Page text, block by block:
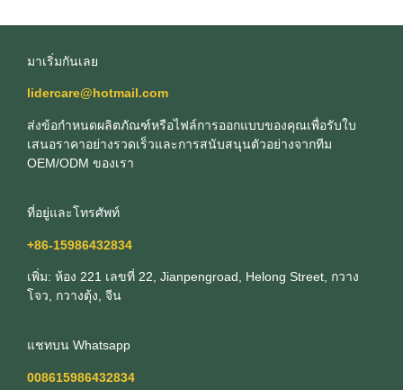
มาเริ่มกันเลย
lidercare@hotmail.com
ส่งข้อกําหนดผลิตภัณฑ์หรือไฟล์การออกแบบของคุณเพื่อรับใบ
เสนอราคาอย่างรวดเร็วและการสนับสนุนตัวอย่างจากทีม
OEM/ODM ของเรา
ที่อยู่และโทรศัพท์
+86-15986432834
เพิ่ม: ห้อง 221 เลขที่ 22, Jianpengroad, Helong Street, กวาง
โจว, กวางตุ้ง, จีน
แชทบน Whatsapp
008615986432834